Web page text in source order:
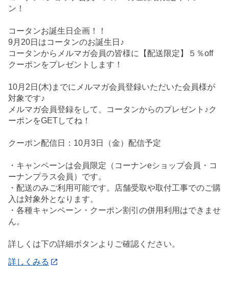
ン！
コータンお誕生日企画！！
9月20日はコータンのお誕生日♪
コータンからメルマガ会員の皆様に【配送限定】５％off
クーポンをプレゼントします！
10月2日(木)までにメルマガ会員登録いただいた会員様が
対象です♪
メルマガ会員登録をして、コータンからのプレゼント♪ク
ーポンをGETしてね！
クーポン配信日：10月3日（金）配信予定
・キャンペーンは会員限定（コーナンeショップ会員・コ
ーナンプラス会員）です。
・配送のみご利用可能です。店舗受取や取付工事でのご購
入は対象外となります。
・各種キャンペーン・クーポン割引の併用利用はできませ
ん。
詳しくは下の詳細ボタンよりご確認ください。
詳しくみる